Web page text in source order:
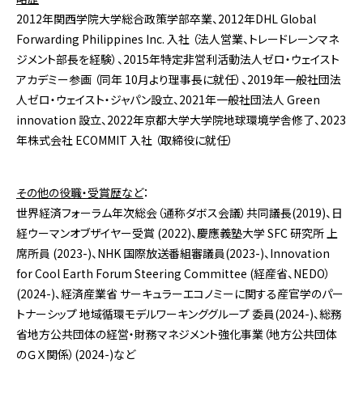
2012年関西学院大学総合政策学部卒業、2012年DHL Global
Forwarding Philippines Inc. 入社 （法人営業、トレードレーンマネ
ジメント部長を経験）、2015年特定非営利活動法人ゼロ・ウェイスト
アカデミー参画 （同年 10月より理事長に就任）、2019年一般社団法
人ゼロ・ウェイスト・ジャパン設立、2021年一般社団法人 Green
innovation 設立、2022年京都大学大学院地球環境学舎修了、2023
年株式会社 ECOMMIT 入社 （取締役に就任）
その他の役職・受賞歴など：
世界経済フォーラム年次総会（通称ダボス会議）共同議長(2019)、日
経ウーマンオブザイヤー受賞 (2022)、慶應義塾大学 SFC 研究所 上
席所員 (2023-)、NHK 国際放送番組審議員(2023-)、Innovation
for Cool Earth Forum Steering Committee (経産省、NEDO）
(2024-)、経済産業省 サーキュラーエコノミーに関する産官学のパー
トナーシップ 地域循環モデルワーキンググループ 委員(2024-)、総務
省地方公共団体の経営・財務マネジメント強化事業（地方公共団体
のＧＸ関係）(2024-)など